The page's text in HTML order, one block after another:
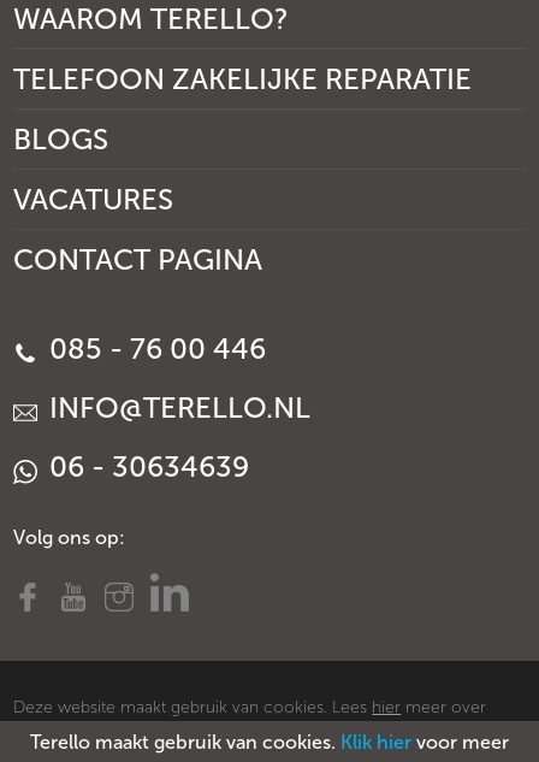
Terello maakt gebruik van cookies. Klik hier voor meer
WAAROM TERELLO?
TELEFOON ZAKELIJKE REPARATIE
BLOGS
VACATURES
CONTACT PAGINA
085 - 76 00 446
INFO@TERELLO.NL
06 - 30634639
Volg ons op:
Deze website maakt gebruik van cookies. Lees hier meer over
cookies.